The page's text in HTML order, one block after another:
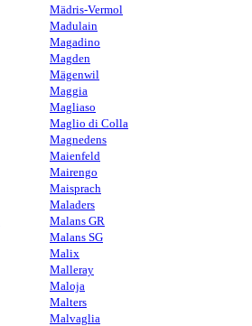
Mädris-Vermol
Madulain
Magadino
Magden
Mägenwil
Maggia
Magliaso
Maglio di Colla
Magnedens
Maienfeld
Mairengo
Maisprach
Maladers
Malans GR
Malans SG
Malix
Malleray
Maloja
Malters
Malvaglia